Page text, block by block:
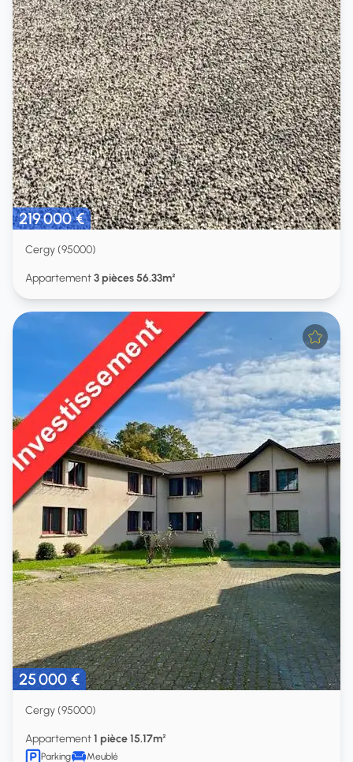
219 000 €
Cergy (95000)
Appartement3 pièces 56.33m²
25 000 €
Cergy (95000)
Appartement1 pièce 15.17m²
Parking Meublé